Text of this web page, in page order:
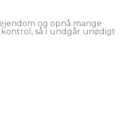
og opnå mange
så I undgår unødigt